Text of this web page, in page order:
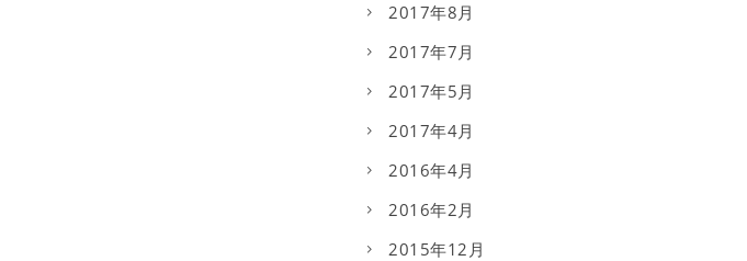
2017年8月
2017年7月
2017年5月
2017年4月
2016年4月
2016年2月
2015年12月